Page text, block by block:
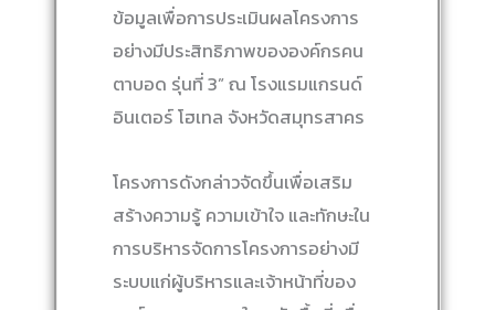
ข้อมูลเพื่อการประเมินผลโครงการ
อย่างมีประสิทธิภาพขององค์กรคน
ตาบอด รุ่นที่ 3” ณ โรงแรมแกรนด์
อินเตอร์ โฮเทล จังหวัดสมุทรสาคร
โครงการดังกล่าวจัดขึ้นเพื่อเสริม
สร้างความรู้ ความเข้าใจ และทักษะใน
การบริหารจัดการโครงการอย่างมี
ระบบแก่ผู้บริหารและเจ้าหน้าที่ของ